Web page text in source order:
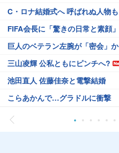
C・ロナ結婚式へ 呼ばれぬ人物も
FIFA会長に「驚きの日常と素顔」
巨人のベテラン左腕が「密会」か
三山凌輝 公私ともにピンチへ?
池田直人 佐藤佳奈と電撃結婚
こらあかんで…グラドルに衝撃